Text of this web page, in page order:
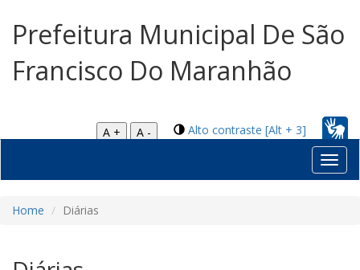
Prefeitura Municipal De São
Francisco Do Maranhão
Alto contraste [Alt + 3]
A +
A -
Home Diárias